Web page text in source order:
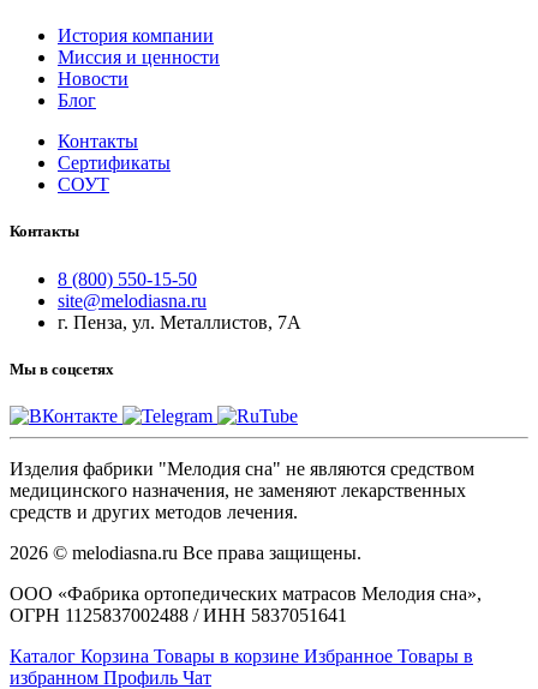
История компании
Миссия и ценности
Новости
Блог
Контакты
Сертификаты
СОУТ
Контакты
8 (800) 550-15-50
site@melodiasna.ru
г. Пенза, ул. Металлистов, 7А
Мы в соцсетях
Изделия фабрики "Мелодия сна" не являются средством
медицинского назначения, не заменяют лекарственных
средств и других методов лечения.
2026 © melodiasna.ru Все права защищены.
ООО «Фабрика ортопедических матрасов Мелодия сна»,
ОГРН 1125837002488 / ИНН 5837051641
Каталог Корзина Товары в корзине Избранное Товары в
избранном Профиль Чат